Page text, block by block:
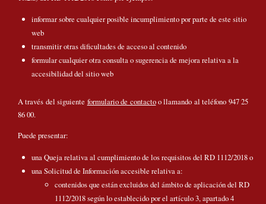
informar sobre cualquier posible incumplimiento por parte de este sitio
web
transmitir otras dificultades de acceso al contenido
formular cualquier otra consulta o sugerencia de mejora relativa a la
accesibilidad del sitio web
A través del siguiente formulario de contactoo llamando al teléfono 947 25
86 00.
Puede presentar:
una Queja relativa al cumplimiento de los requisitos del RD 1112/2018 o
una Solicitud de Información accesible relativa a:
contenidos que están excluidos del ámbito de aplicación del RD
1112/2018 según lo establecido por el artículo 3, apartado 4